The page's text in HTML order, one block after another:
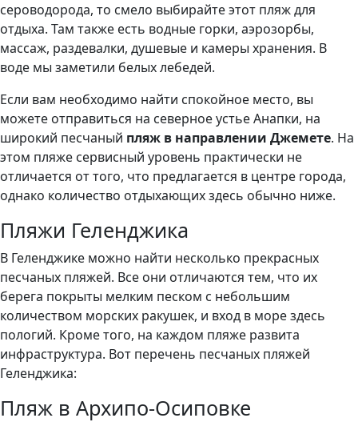
сероводорода, то смело выбирайте этот пляж для
отдыха. Там также есть водные горки, аэрозорбы,
массаж, раздевалки, душевые и камеры хранения. В
воде мы заметили белых лебедей.
Если вам необходимо найти спокойное место, вы
можете отправиться на северное устье Анапки, на
широкий песчаный пляж в направлении Джемете. На
этом пляже сервисный уровень практически не
отличается от того, что предлагается в центре города,
однако количество отдыхающих здесь обычно ниже.
Пляжи Геленджика
В Геленджике можно найти несколько прекрасных
песчаных пляжей. Все они отличаются тем, что их
берега покрыты мелким песком с небольшим
количеством морских ракушек, и вход в море здесь
пологий. Кроме того, на каждом пляже развита
инфраструктура. Вот перечень песчаных пляжей
Геленджика:
Пляж в Архипо-Осиповке